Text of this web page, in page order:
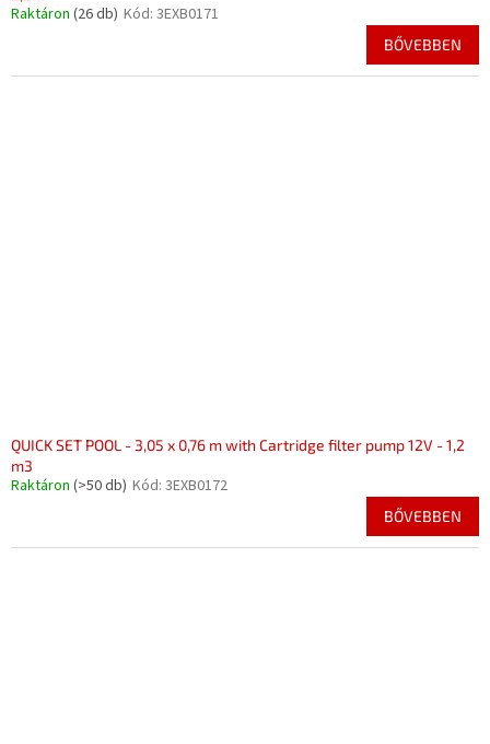
Raktáron (26 db) Kód: 3EXB0171
BŐVEBBEN
QUICK SET POOL - 3,05 x 0,76 m with Cartridge filter pump 12V - 1,2
m3
Raktáron (>50 db) Kód: 3EXB0172
BŐVEBBEN